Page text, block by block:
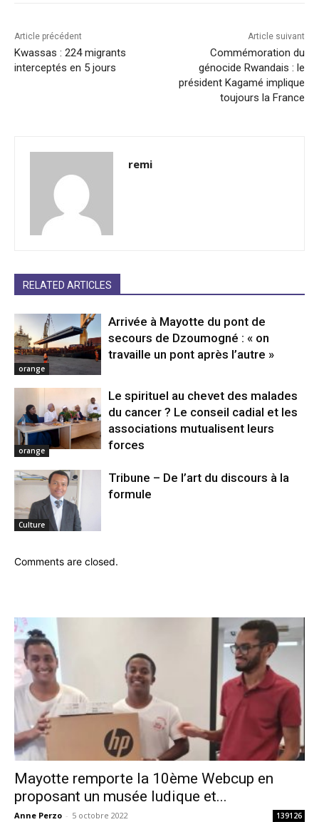
Article précédent
Kwassas : 224 migrants
interceptés en 5 jours
Article suivant
Commémoration du
génocide Rwandais : le
président Kagamé implique
toujours la France
remi
RELATED ARTICLES
orange
Arrivée à Mayotte du pont de
secours de Dzoumogné : « on
travaille un pont après l’autre »
orange
Le spirituel au chevet des malades
du cancer ? Le conseil cadial et les
associations mutualisent leurs
forces
Culture
Tribune – De l’art du discours à la
formule
Comments are closed.
Mayotte remporte la 10ème Webcup en
proposant un musée ludique et...
Anne Perzo - 5 octobre 2022 139126